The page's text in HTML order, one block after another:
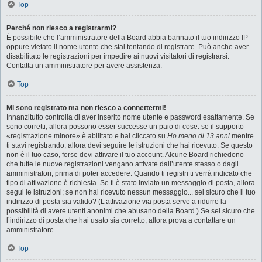
Top
Perché non riesco a registrarmi?
È possibile che l’amministratore della Board abbia bannato il tuo indirizzo IP
oppure vietato il nome utente che stai tentando di registrare. Può anche aver
disabilitato le registrazioni per impedire ai nuovi visitatori di registrarsi.
Contatta un amministratore per avere assistenza.
Top
Mi sono registrato ma non riesco a connettermi!
Innanzitutto controlla di aver inserito nome utente e password esattamente. Se
sono corretti, allora possono esser successe un paio di cose: se il supporto
«registrazione minore» è abilitato e hai cliccato su Ho meno di 13 anni mentre
ti stavi registrando, allora devi seguire le istruzioni che hai ricevuto. Se questo
non è il tuo caso, forse devi attivare il tuo account. Alcune Board richiedono
che tutte le nuove registrazioni vengano attivate dall’utente stesso o dagli
amministratori, prima di poter accedere. Quando ti registri ti verrà indicato che
tipo di attivazione è richiesta. Se ti è stato inviato un messaggio di posta, allora
segui le istruzioni; se non hai ricevuto nessun messaggio... sei sicuro che il tuo
indirizzo di posta sia valido? (L’attivazione via posta serve a ridurre la
possibilità di avere utenti anonimi che abusano della Board.) Se sei sicuro che
l’indirizzo di posta che hai usato sia corretto, allora prova a contattare un
amministratore.
Top